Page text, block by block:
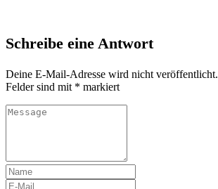
Schreibe eine Antwort
Deine E-Mail-Adresse wird nicht veröffentlicht.
Felder sind mit * markiert